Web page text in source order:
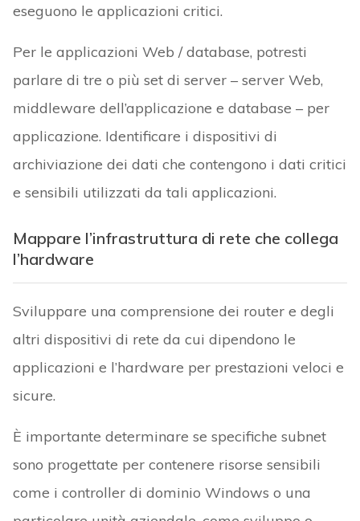
eseguono le applicazioni critici.
Per le applicazioni Web / database, potresti
parlare di tre o più set di server – server Web,
middleware dell’applicazione e database – per
applicazione. Identificare i dispositivi di
archiviazione dei dati che contengono i dati critici
e sensibili utilizzati da tali applicazioni.
Mappare l’infrastruttura di rete che collega
l’hardware
Sviluppare una comprensione dei router e degli
altri dispositivi di rete da cui dipendono le
applicazioni e l’hardware per prestazioni veloci e
sicure.
È importante determinare se specifiche subnet
sono progettate per contenere risorse sensibili
come i controller di dominio Windows o una